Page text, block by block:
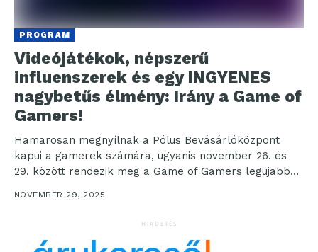
PROGRAM
Videójátékok, népszerű
influenszerek és egy INGYENES
nagybetűs élmény: Irány a Game of
Gamers!
Hamarosan megnyílnak a Pólus Bevásárlóközpont
kapui a gamerek számára, ugyanis november 26. és
29. között rendezik meg a Game of Gamers legújabb
NOVEMBER 29, 2025
HIRDETÉS